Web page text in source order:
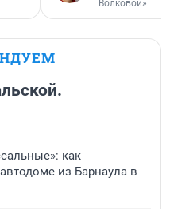
Волковой»
как
из Барнаула в